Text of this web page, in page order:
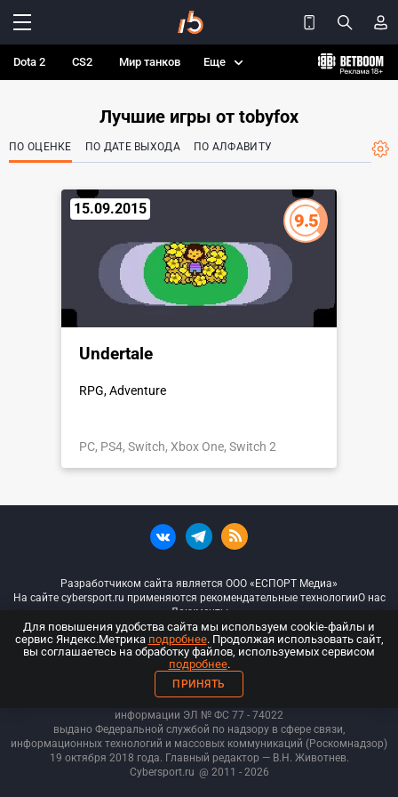
Dota 2 CS2 Мир танков Еще
Лучшие игры от tobyfox
ПО ОЦЕНКЕ ПО ДАТЕ ВЫХОДА ПО АЛФАВИТУ
15.09.2015
9.5
Undertale
RPG, Adventure
PC, PS4, Switch, Xbox One, Switch 2
Разработчиком сайта является ООО «ЕСПОРТ Медиа»
На сайте cybersport.ru применяются рекомендательные технологииО нас
Документы
© ООО «Киберспорт.ру» — Все права защищены
18+
ООО «Киберспорт.ру». Свидетельство о регистрации средств массовой
информации ЭЛ № ФС 77 - 74022
выдано Федеральной службой по надзору в сфере связи,
информационных технологий и массовых коммуникаций (Роскомнадзор)
19 октября 2018 года. Главный редактор — В.Н. Животнев.
Cybersport.ru @ 2011 - 2026
Для повышения удобства сайта мы используем cookie-файлы и
сервис Яндекс.Метрика подробнее. Продолжая использовать сайт,
вы соглашаетесь на обработку файлов, используемых сервисом
подробнее.
ПРИНЯТЬ